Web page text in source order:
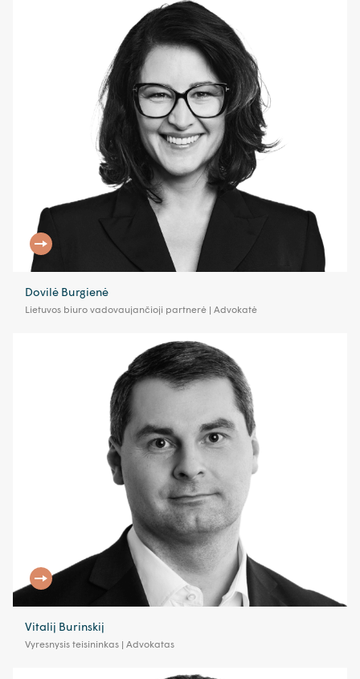
Dovilė Burgienė
Lietuvos biuro vadovaujančioji partnerė | Advokatė
Vitalij Burinskij
Vyresnysis teisininkas | Advokatas